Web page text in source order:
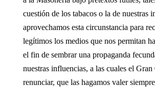
cuestión de los tabacos o la de nuestras
aprovechamos esta circunstancia para
legítimos los medios que nos permitan
el fin de sembrar una propaganda
nuestras influencias, a las cuales el
renunciar, que las hagamos valer